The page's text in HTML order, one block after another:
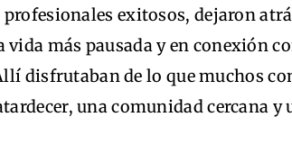
profesionales exitosos, dejaron
más pausada y en conexión
disfrutaban de lo que muchos
una comunidad cercana y